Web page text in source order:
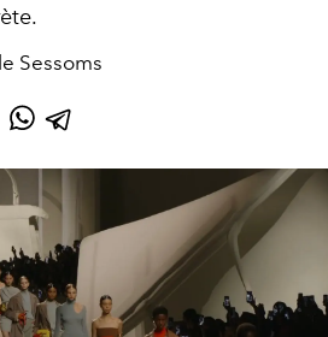
Sessoms